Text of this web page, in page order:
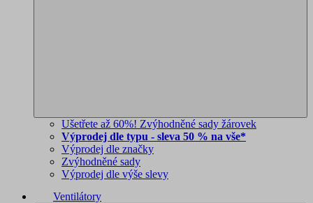
Ušetřete až 60%! Zvýhodněné sady žárovek
Výprodej dle typu - sleva 50 % na vše*
Výprodej dle značky
Zvýhodněné sady
Výprodej dle výše slevy
Ventilátory